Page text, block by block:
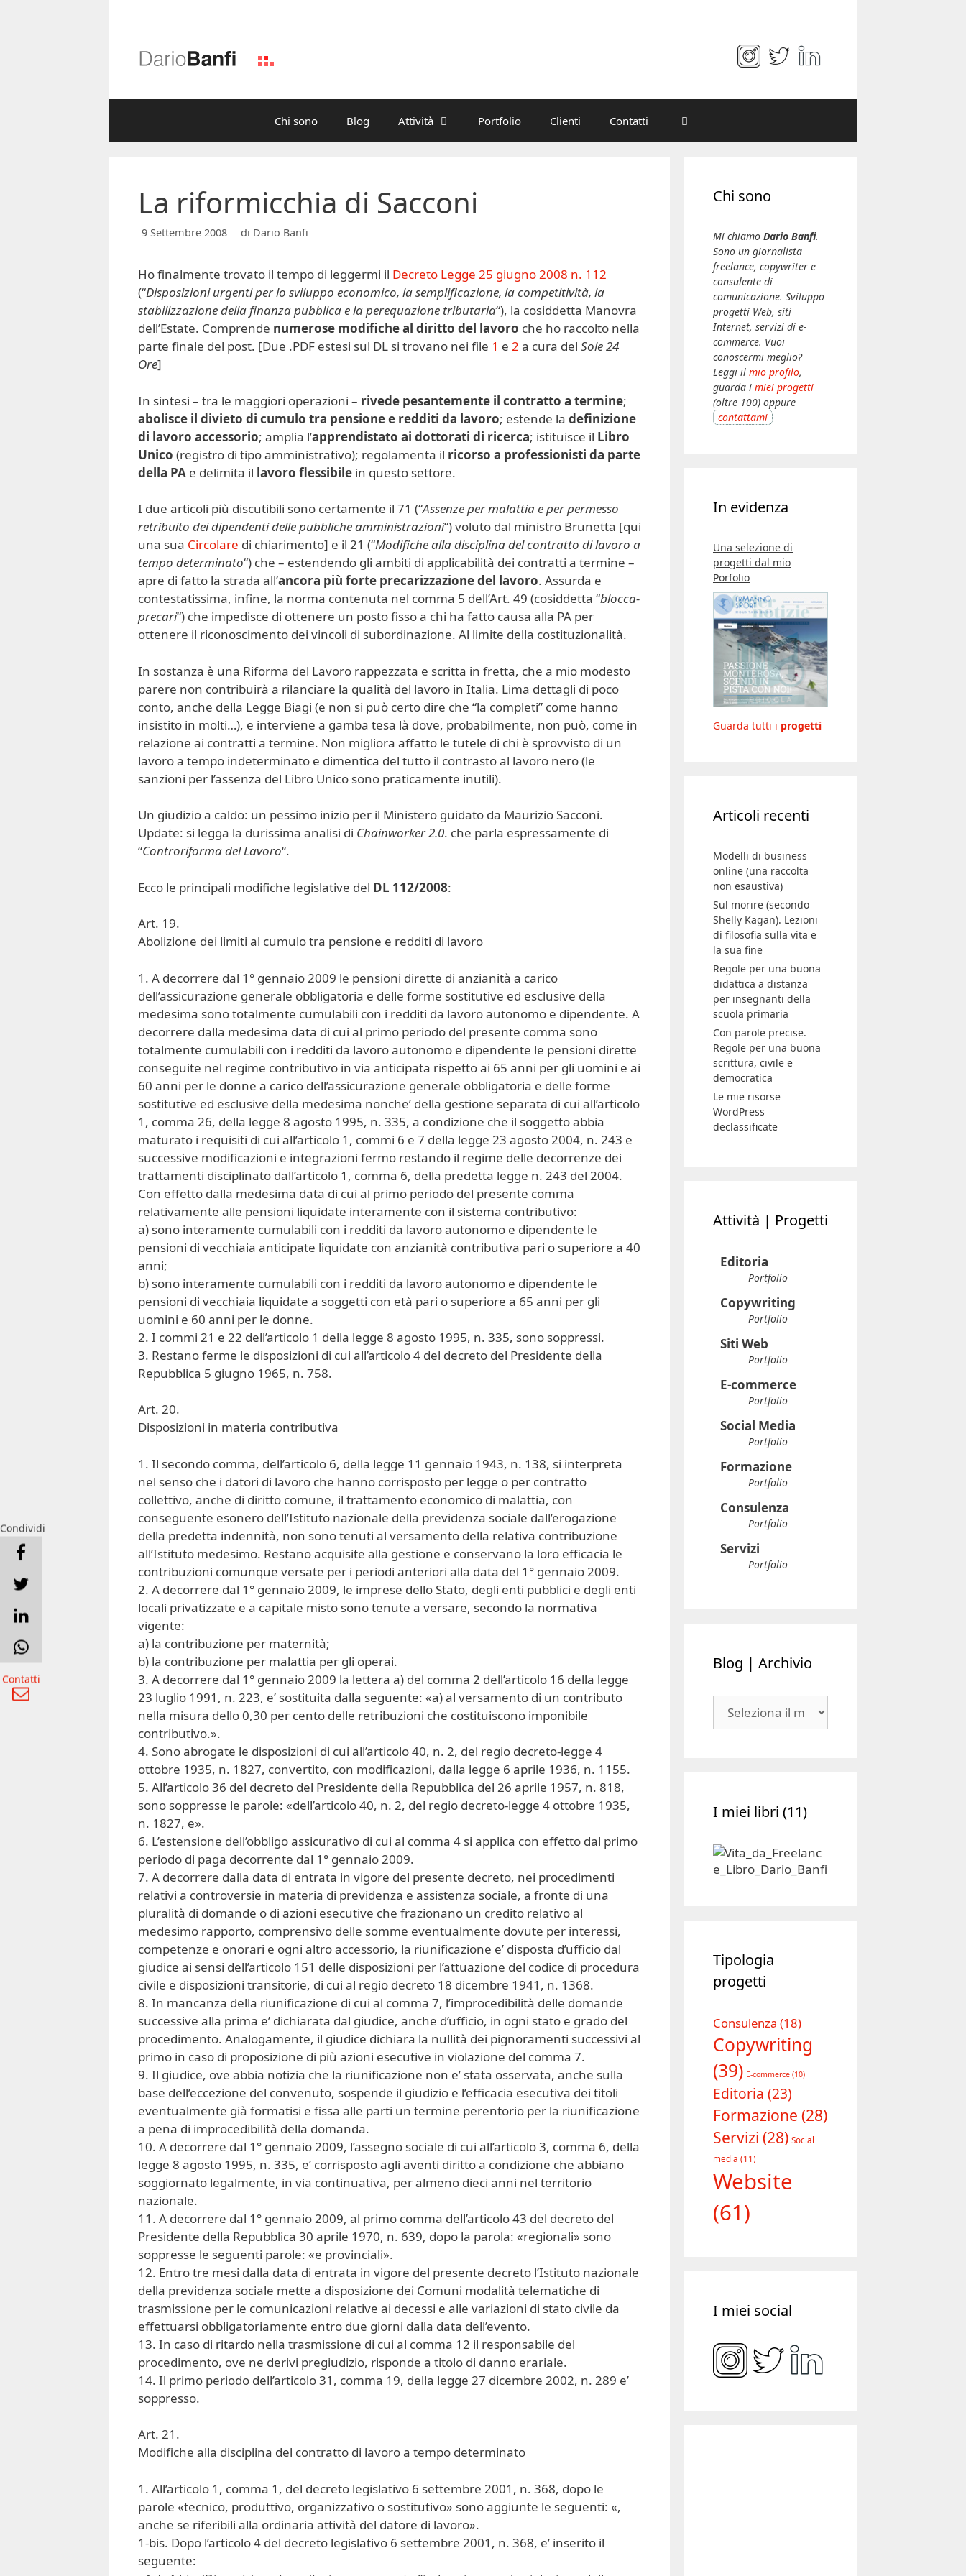
Chi sono Blog Attività Portfolio Clienti Contatti
La riformicchia di Sacconi
9 Settembre 2008 di Dario Banfi
Ho finalmente trovato il tempo di leggermi il Decreto Legge 25 giugno 2008 n. 112
(“Disposizioni urgenti per lo sviluppo economico, la semplificazione, la competitività, la
stabilizzazione della finanza pubblica e la perequazione tributaria“), la cosiddetta Manovra
dell’Estate. Comprende numerose modifiche al diritto del lavoro che ho raccolto nella
parte finale del post. [Due .PDF estesi sul DL si trovano nei file 1 e 2 a cura del Sole 24
Ore]
In sintesi – tra le maggiori operazioni – rivede pesantemente il contratto a termine;
abolisce il divieto di cumulo tra pensione e redditi da lavoro; estende la definizione
di lavoro accessorio; amplia l’apprendistato ai dottorati di ricerca; istituisce il Libro
Unico (registro di tipo amministrativo); regolamenta il ricorso a professionisti da parte
della PA e delimita il lavoro flessibile in questo settore.
I due articoli più discutibili sono certamente il 71 (“Assenze per malattia e per permesso
retribuito dei dipendenti delle pubbliche amministrazioni“) voluto dal ministro Brunetta [qui
una sua Circolare di chiarimento] e il 21 (“Modifiche alla disciplina del contratto di lavoro a
tempo determinato“) che – estendendo gli ambiti di applicabilità dei contratti a termine –
apre di fatto la strada all’ancora più forte precarizzazione del lavoro. Assurda e
contestatissima, infine, la norma contenuta nel comma 5 dell’Art. 49 (cosiddetta “blocca-
precari“) che impedisce di ottenere un posto fisso a chi ha fatto causa alla PA per
ottenere il riconoscimento dei vincoli di subordinazione. Al limite della costituzionalità.
In sostanza è una Riforma del Lavoro rappezzata e scritta in fretta, che a mio modesto
parere non contribuirà a rilanciare la qualità del lavoro in Italia. Lima dettagli di poco
conto, anche della Legge Biagi (e non si può certo dire che “la completi” come hanno
insistito in molti…), e interviene a gamba tesa là dove, probabilmente, non può, come in
relazione ai contratti a termine. Non migliora affatto le tutele di chi è sprovvisto di un
lavoro a tempo indeterminato e dimentica del tutto il contrasto al lavoro nero (le
sanzioni per l’assenza del Libro Unico sono praticamente inutili).
Un giudizio a caldo: un pessimo inizio per il Ministero guidato da Maurizio Sacconi.
Update: si legga la durissima analisi di Chainworker 2.0. che parla espressamente di
“Controriforma del Lavoro“.
Ecco le principali modifiche legislative del DL 112/2008:
Art. 19.
Abolizione dei limiti al cumulo tra pensione e redditi di lavoro
1. A decorrere dal 1° gennaio 2009 le pensioni dirette di anzianità a carico
dell’assicurazione generale obbligatoria e delle forme sostitutive ed esclusive della
medesima sono totalmente cumulabili con i redditi da lavoro autonomo e dipendente. A
decorrere dalla medesima data di cui al primo periodo del presente comma sono
totalmente cumulabili con i redditi da lavoro autonomo e dipendente le pensioni dirette
conseguite nel regime contributivo in via anticipata rispetto ai 65 anni per gli uomini e ai
60 anni per le donne a carico dell’assicurazione generale obbligatoria e delle forme
sostitutive ed esclusive della medesima nonche’ della gestione separata di cui all’articolo
1, comma 26, della legge 8 agosto 1995, n. 335, a condizione che il soggetto abbia
maturato i requisiti di cui all’articolo 1, commi 6 e 7 della legge 23 agosto 2004, n. 243 e
successive modificazioni e integrazioni fermo restando il regime delle decorrenze dei
trattamenti disciplinato dall’articolo 1, comma 6, della predetta legge n. 243 del 2004.
Con effetto dalla medesima data di cui al primo periodo del presente comma
relativamente alle pensioni liquidate interamente con il sistema contributivo:
a) sono interamente cumulabili con i redditi da lavoro autonomo e dipendente le
pensioni di vecchiaia anticipate liquidate con anzianità contributiva pari o superiore a 40
anni;
b) sono interamente cumulabili con i redditi da lavoro autonomo e dipendente le
pensioni di vecchiaia liquidate a soggetti con età pari o superiore a 65 anni per gli
uomini e 60 anni per le donne.
2. I commi 21 e 22 dell’articolo 1 della legge 8 agosto 1995, n. 335, sono soppressi.
3. Restano ferme le disposizioni di cui all’articolo 4 del decreto del Presidente della
Repubblica 5 giugno 1965, n. 758.
Art. 20.
Disposizioni in materia contributiva
1. Il secondo comma, dell’articolo 6, della legge 11 gennaio 1943, n. 138, si interpreta
nel senso che i datori di lavoro che hanno corrisposto per legge o per contratto
collettivo, anche di diritto comune, il trattamento economico di malattia, con
conseguente esonero dell’Istituto nazionale della previdenza sociale dall’erogazione
della predetta indennità, non sono tenuti al versamento della relativa contribuzione
all’Istituto medesimo. Restano acquisite alla gestione e conservano la loro efficacia le
contribuzioni comunque versate per i periodi anteriori alla data del 1° gennaio 2009.
2. A decorrere dal 1° gennaio 2009, le imprese dello Stato, degli enti pubblici e degli enti
locali privatizzate e a capitale misto sono tenute a versare, secondo la normativa
vigente:
a) la contribuzione per maternità;
b) la contribuzione per malattia per gli operai.
3. A decorrere dal 1° gennaio 2009 la lettera a) del comma 2 dell’articolo 16 della legge
23 luglio 1991, n. 223, e’ sostituita dalla seguente: «a) al versamento di un contributo
nella misura dello 0,30 per cento delle retribuzioni che costituiscono imponibile
contributivo.».
4. Sono abrogate le disposizioni di cui all’articolo 40, n. 2, del regio decreto-legge 4
ottobre 1935, n. 1827, convertito, con modificazioni, dalla legge 6 aprile 1936, n. 1155.
5. All’articolo 36 del decreto del Presidente della Repubblica del 26 aprile 1957, n. 818,
sono soppresse le parole: «dell’articolo 40, n. 2, del regio decreto-legge 4 ottobre 1935,
n. 1827, e».
6. L’estensione dell’obbligo assicurativo di cui al comma 4 si applica con effetto dal primo
periodo di paga decorrente dal 1° gennaio 2009.
7. A decorrere dalla data di entrata in vigore del presente decreto, nei procedimenti
relativi a controversie in materia di previdenza e assistenza sociale, a fronte di una
pluralità di domande o di azioni esecutive che frazionano un credito relativo al
medesimo rapporto, comprensivo delle somme eventualmente dovute per interessi,
competenze e onorari e ogni altro accessorio, la riunificazione e’ disposta d’ufficio dal
giudice ai sensi dell’articolo 151 delle disposizioni per l’attuazione del codice di procedura
civile e disposizioni transitorie, di cui al regio decreto 18 dicembre 1941, n. 1368.
8. In mancanza della riunificazione di cui al comma 7, l’improcedibilità delle domande
successive alla prima e’ dichiarata dal giudice, anche d’ufficio, in ogni stato e grado del
procedimento. Analogamente, il giudice dichiara la nullità dei pignoramenti successivi al
primo in caso di proposizione di più azioni esecutive in violazione del comma 7.
9. Il giudice, ove abbia notizia che la riunificazione non e’ stata osservata, anche sulla
base dell’eccezione del convenuto, sospende il giudizio e l’efficacia esecutiva dei titoli
eventualmente già formatisi e fissa alle parti un termine perentorio per la riunificazione
a pena di improcedibilità della domanda.
10. A decorrere dal 1° gennaio 2009, l’assegno sociale di cui all’articolo 3, comma 6, della
legge 8 agosto 1995, n. 335, e’ corrisposto agli aventi diritto a condizione che abbiano
soggiornato legalmente, in via continuativa, per almeno dieci anni nel territorio
nazionale.
11. A decorrere dal 1° gennaio 2009, al primo comma dell’articolo 43 del decreto del
Presidente della Repubblica 30 aprile 1970, n. 639, dopo la parola: «regionali» sono
soppresse le seguenti parole: «e provinciali».
12. Entro tre mesi dalla data di entrata in vigore del presente decreto l’Istituto nazionale
della previdenza sociale mette a disposizione dei Comuni modalità telematiche di
trasmissione per le comunicazioni relative ai decessi e alle variazioni di stato civile da
effettuarsi obbligatoriamente entro due giorni dalla data dell’evento.
13. In caso di ritardo nella trasmissione di cui al comma 12 il responsabile del
procedimento, ove ne derivi pregiudizio, risponde a titolo di danno erariale.
14. Il primo periodo dell’articolo 31, comma 19, della legge 27 dicembre 2002, n. 289 e’
soppresso.
Art. 21.
Modifiche alla disciplina del contratto di lavoro a tempo determinato
1. All’articolo 1, comma 1, del decreto legislativo 6 settembre 2001, n. 368, dopo le
parole «tecnico, produttivo, organizzativo o sostitutivo» sono aggiunte le seguenti: «,
anche se riferibili alla ordinaria attività del datore di lavoro».
1-bis. Dopo l’articolo 4 del decreto legislativo 6 settembre 2001, n. 368, e’ inserito il
seguente:
Chi sono
Mi chiamo Dario Banfi.
Sono un giornalista
freelance, copywriter e
consulente di
comunicazione. Sviluppo
progetti Web, siti
Internet, servizi di e-
commerce. Vuoi
conoscermi meglio?
Leggi il mio profilo,
guarda i miei progetti
(oltre 100) oppure
contattami
In evidenza
Una selezione di
progetti dal mio
Porfolio
Guarda tutti i progetti
Articoli recenti
Modelli di business
online (una raccolta
non esaustiva)
Sul morire (secondo
Shelly Kagan). Lezioni
di filosofia sulla vita e
la sua fine
Regole per una buona
didattica a distanza
per insegnanti della
scuola primaria
Con parole precise.
Regole per una buona
scrittura, civile e
democratica
Le mie risorse
WordPress
declassificate
Attività | Progetti
Editoria
Portfolio
Copywriting
Portfolio
Siti Web
Portfolio
E-commerce
Portfolio
Social Media
Portfolio
Formazione
Portfolio
Consulenza
Portfolio
Servizi
Portfolio
Blog | Archivio
I miei libri (11)
Tipologia
progetti
Consulenza (18)
Copywriting
(39) E-commerce (10)
Editoria (23)
Formazione (28)
Servizi (28) Social
media (11)
Website
(61)
I miei social
Condividi
Contatti